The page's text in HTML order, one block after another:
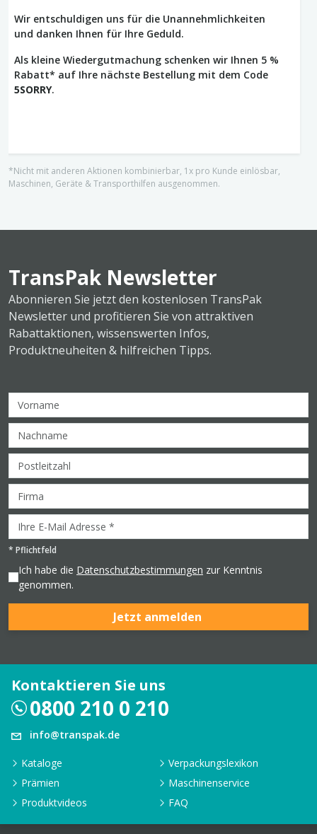
Wir entschuldigen uns für die Unannehmlichkeiten
und danken Ihnen für Ihre Geduld.
Als kleine Wiedergutmachung schenken wir Ihnen 5 %
Rabatt* auf Ihre nächste Bestellung mit dem Code
5SORRY.
*Nicht mit anderen Aktionen kombinierbar, 1x pro Kunde einlösbar,
Maschinen, Geräte & Transporthilfen ausgenommen.
TransPak Newsletter
Abonnieren Sie jetzt den kostenlosen TransPak
Newsletter und profitieren Sie von attraktiven
Rabattaktionen, wissenswerten Infos,
Produktneuheiten & hilfreichen Tipps.
* Pflichtfeld
Ich habe die Datenschutzbestimmungen zur Kenntnis
genommen.
Jetzt anmelden
Kontaktieren Sie uns
0800 210 0 210
info@transpak.de
Kataloge
Verpackungslexikon
Prämien
Maschinenservice
Produktvideos
FAQ